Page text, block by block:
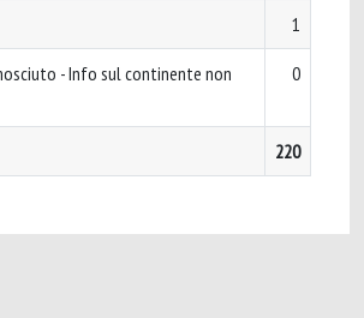
1
- Info sul continente non
0
220